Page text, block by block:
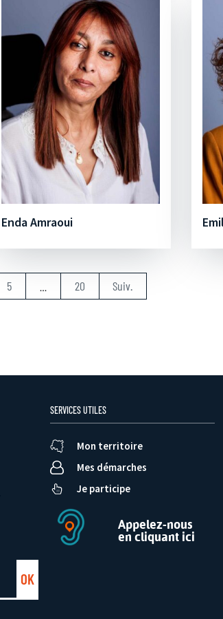
Enda Amraoui
5 20 Suiv.
SERVICES UTILES
Mon territoire
Mes démarches
Je participe
Appelez-nous
en cliquant ici